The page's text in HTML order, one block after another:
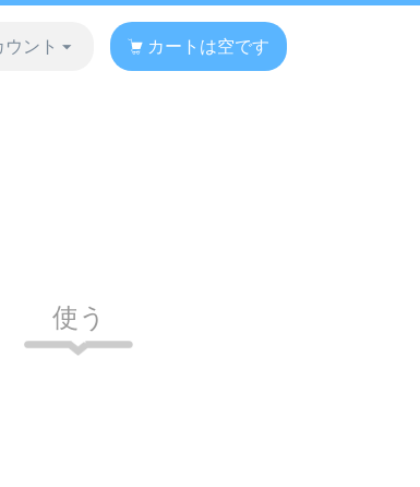
カートは空です
ント
使う